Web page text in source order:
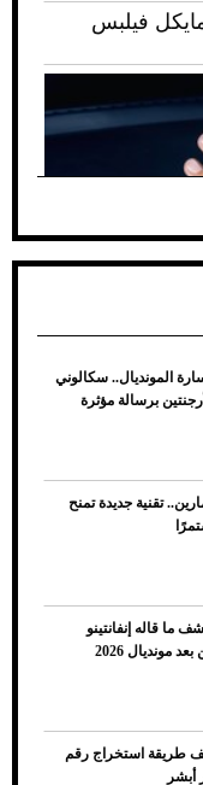
فيلبس
أشهر
للقميص
المونديال.. سكالوني
برسالة مؤثرة
تقنية جديدة تمنح
ما قاله إنفانتينو
مونديال 2026
طريقة استخراج رقم
أبشر